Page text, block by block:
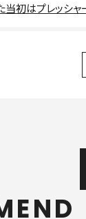
当初はプレッシャ